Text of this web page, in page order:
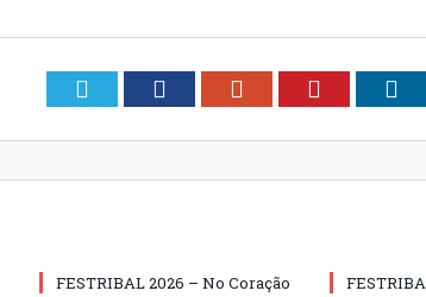
Twitter Facebook Google+ Pinterest
FESTRIBAL 2026 – No Coração